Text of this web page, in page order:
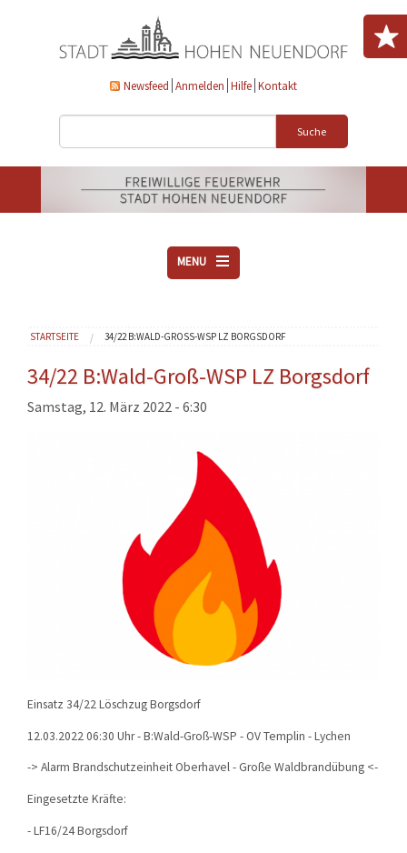
Newsfeed Anmelden Hilfe Kontakt
Suche
MENU
VEREINE
AKTUELLES
DOWNLOADS
TECHNIK
EINSÄTZE
Sie sind hier
STARTSEITE 34/22 B:WALD-GROSS-WSP LZ BORGSDORF
34/22 B:Wald-Groß-WSP LZ Borgsdorf
Samstag, 12. März 2022 - 6:30
Einsatz 34/22 Löschzug Borgsdorf
12.03.2022 06:30 Uhr - B:Wald-Groß-WSP - OV Templin - Lychen
-> Alarm Brandschutzeinheit Oberhavel - Große Waldbrandübung <-
Eingesetzte Kräfte:
- LF16/24 Borgsdorf